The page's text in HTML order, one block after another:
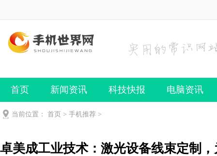
首页 新闻资讯 科技快报 电脑资讯
手机频道 手机技巧
当前位置： 首页 > 手机推荐 >
卓美成工业技术：激光设备线束定制